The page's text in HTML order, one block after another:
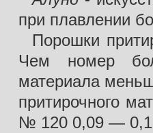
при плавлении
Порошки
Чем номер
материала
притирочного
№ 120 0,09 —